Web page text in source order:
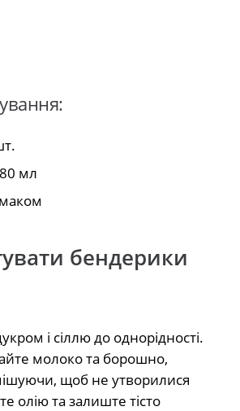
мл
бендерики
і сіллю до однорідності.
молоко та борошно,
щоб не утворилися
олію та залиште тісто